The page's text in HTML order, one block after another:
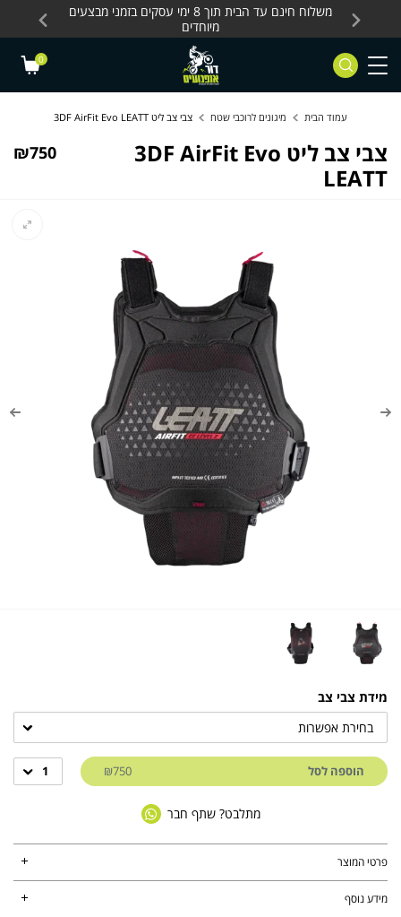
Skip to Content
Contact Us
כלים חשמליים
משלוח חינם עד הבית תוך 8 ימי עסקים בזמני מבצעים
מיוחדים
0
עמוד הבית מיגונים לרוכבי שטח צבי צב ליט 3DF AirFit Evo LEATT
צבי צב ליט 3DF AirFit Evo
LEATT
₪750
מידת צבי צב
בחירת אפשרות
הוספה לסל ₪750
1
מתלבט? שתף חבר
פרטי המוצר
מידע נוסף